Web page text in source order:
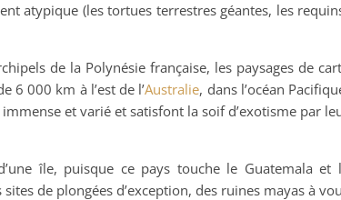
atypique (les tortues terrestres géantes, les
de la Polynésie française, les paysages de
6 000 km à l’est de l’Australie, dans l’océan
et varié et satisfont la soif d’exotisme par
île, puisque ce pays touche le Guatemala et
de plongées d’exception, des ruines mayas à